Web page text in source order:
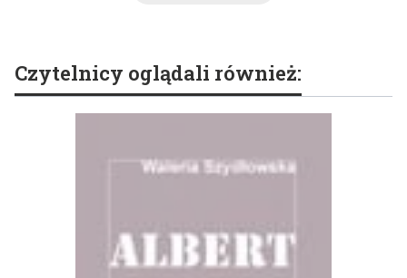
Czytelnicy oglądali również: